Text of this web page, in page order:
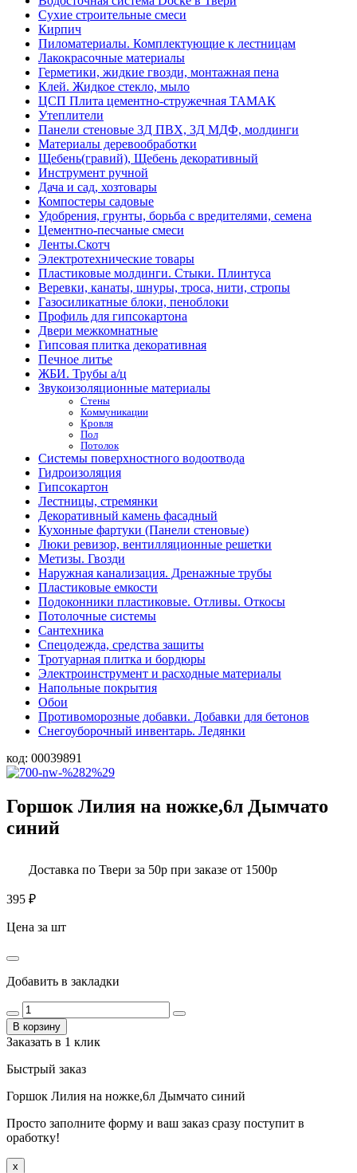
Сухие строительные смеси
Кирпич
Пиломатериалы. Комплектующие к лестницам
Лакокрасочные материалы
Герметики, жидкие гвозди, монтажная пена
Клей. Жидкое стекло, мыло
ЦСП Плита цементно-стружечная ТАМАК
Утеплители
Панели стеновые 3Д ПВХ, 3Д МДФ, молдинги
Материалы деревообработки
Щебень(гравий), Щебень декоративный
Инструмент ручной
Дача и сад, хозтовары
Компостеры садовые
Удобрения, грунты, борьба с вредителями, семена
Цементно-песчаные смеси
Ленты.Скотч
Электротехнические товары
Пластиковые молдинги. Стыки. Плинтуса
Веревки, канаты, шнуры, троса, нити, стропы
Газосиликатные блоки, пеноблоки
Профиль для гипсокартона
Двери межкомнатные
Гипсовая плитка декоративная
Печное литье
ЖБИ. Трубы а/ц
Звукоизоляционные материалы
Стены
Коммуникации
Кровля
Пол
Потолок
Системы поверхностного водоотвода
Гидроизоляция
Гипсокартон
Лестницы, стремянки
Декоративный камень фасадный
Кухонные фартуки (Панели стеновые)
Люки ревизор, вентилляционные решетки
Метизы. Гвозди
Наружная канализация. Дренажные трубы
Пластиковые емкости
Подоконники пластиковые. Отливы. Откосы
Потолочные системы
Сантехника
Спецодежда, средства защиты
Тротуарная плитка и бордюры
Электроинструмент и расходные материалы
Напольные покрытия
Обои
Противоморозные добавки. Добавки для бетонов
Снегоуборочный инвентарь. Ледянки
код: 00039891
Горшок Лилия на ножке,6л Дымчато
синий
Доставка по Твери за 50р при заказе от 1500р
395 ₽
Цена за шт
Добавить в закладки
В корзину
Заказать в 1 клик
Быстрый заказ
Горшок Лилия на ножке,6л Дымчато синий
Просто заполните форму и ваш заказ сразу поступит в
оработку!
x